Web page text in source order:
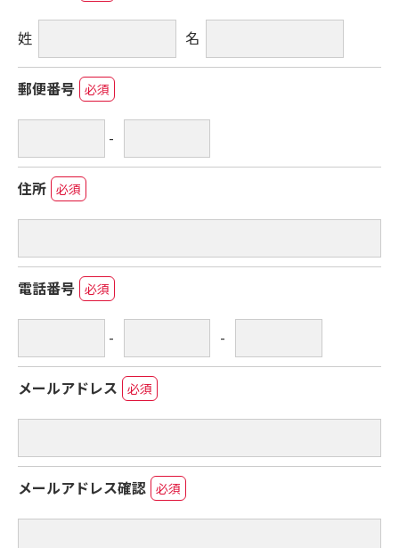
姓 名
郵便番号 必須
-
住所 必須
電話番号 必須
- -
メールアドレス 必須
メールアドレス確認 必須